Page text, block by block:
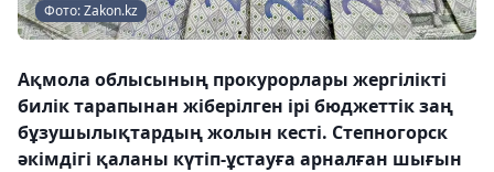
Фото: Zakon.kz
Ақмола облысының прокурорлары жергілікті
билік тарапынан жіберілген ірі бюджеттік заң
бұзушылықтардың жолын кесті. Степногорск
әкімдігі қаланы күтіп-ұстауға арналған шығын